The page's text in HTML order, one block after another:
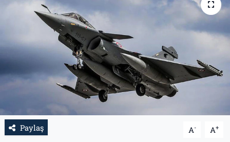
Paylaş A- A+
Büyük Doğu-İbda
Dergi
Tarih
Büyük Doğu-İbda
Dergi
İletişim
Künye
Haber Arşivi